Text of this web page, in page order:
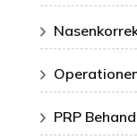
PRP